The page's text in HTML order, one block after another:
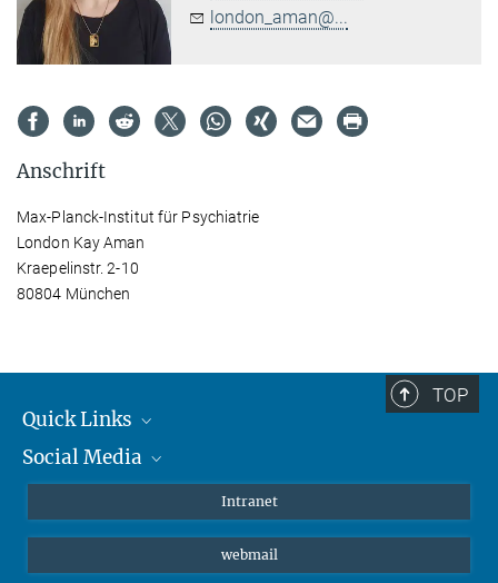
london_aman@...
Anschrift
Max-Planck-Institut für Psychiatrie
London Kay Aman
Kraepelinstr. 2-10
80804 München
TOP
Quick Links
Student*innen/Wissenschaftler*innen
Social Media
Bluesky
Intranet
webmail